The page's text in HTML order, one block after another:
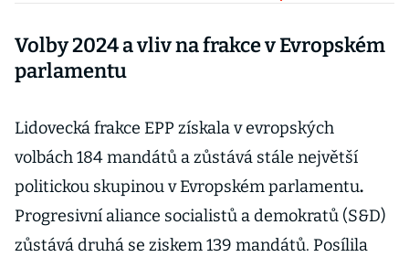
funkce
podle zemí
Volby 2024 a vliv na frakce v Evropském
parlamentu
Lidovecká frakce EPP získala v evropských
volbách 184 mandátů a zůstává stále největší
politickou skupinou v Evropském parlamentu.
Progresivní aliance socialistů a demokratů (S&D)
zůstává druhá se ziskem 139 mandátů. Posílila